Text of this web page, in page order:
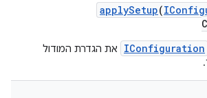
applySetup(
IConfiguration
את הגדרת המודול